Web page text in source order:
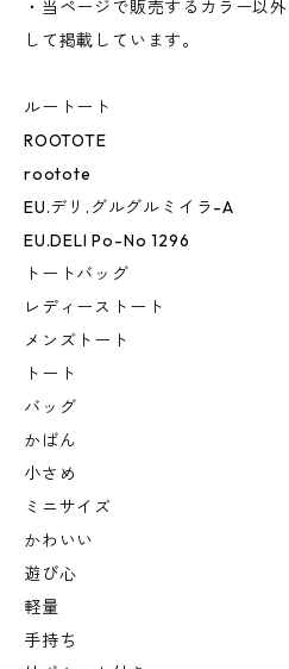
・当ページで販売するカラー以
して掲載しています。
ルートート
ROOTOTE
rootote
EU.デリ.グルグルミイラ-A
EU.DELI Po-No 1296
トートバッグ
レディーストート
メンズトート
トート
バッグ
かばん
小さめ
ミニサイズ
かわいい
遊び心
軽量
手持ち